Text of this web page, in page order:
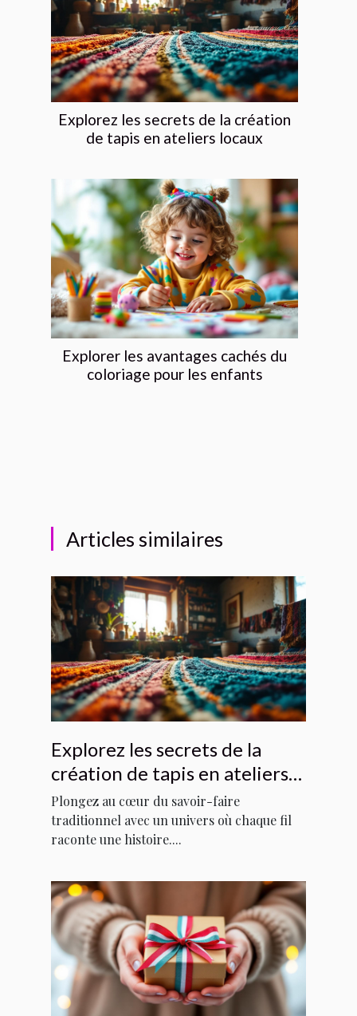
Explorez les secrets de la création
de tapis en ateliers locaux
Explorer les avantages cachés du
coloriage pour les enfants
Articles similaires
Explorez les secrets de la
création de tapis en ateliers
locaux
Plongez au cœur du savoir-faire
traditionnel avec un univers où chaque fil
raconte une histoire....